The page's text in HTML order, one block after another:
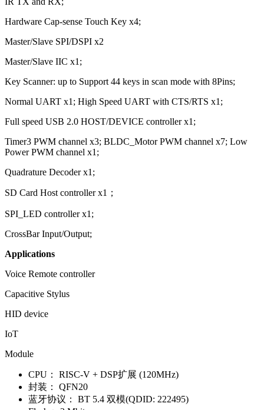
Hardware Cap-sense Touch Key x4;
Master/Slave SPI/DSPI x2
Master/Slave IIC x1;
Key Scanner: up to Support 44 keys in scan mode with 8Pins;
Normal UART x1; High Speed UART with CTS/RTS x1;
Full speed USB 2.0 HOST/DEVICE controller x1;
Timer3 PWM channel x3; BLDC_Motor PWM channel x7; Low
Power PWM channel x1;
Quadrature Decoder x1;
SD Card Host controller x1；
SPI_LED controller x1;
CrossBar Input/Output;
Applications
Voice Remote controller
Capacitive Stylus
HID device
IoT
Module
CPU：
RISC-V + DSP扩展 (120MHz)
封装：
QFN20
蓝牙协议：
BT 5.4 双模(QDID: 222495)